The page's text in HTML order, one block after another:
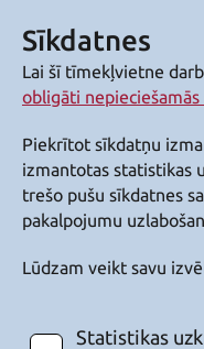
Sīkdatnes
Lai šī tīmekļvietne
obligāti nepieciešamās
Piekrītot sīkdatņu
izmantotas statistikas
trešo pušu sīkdatnes
pakalpojumu
Lūdzam veikt savu
Statistikas